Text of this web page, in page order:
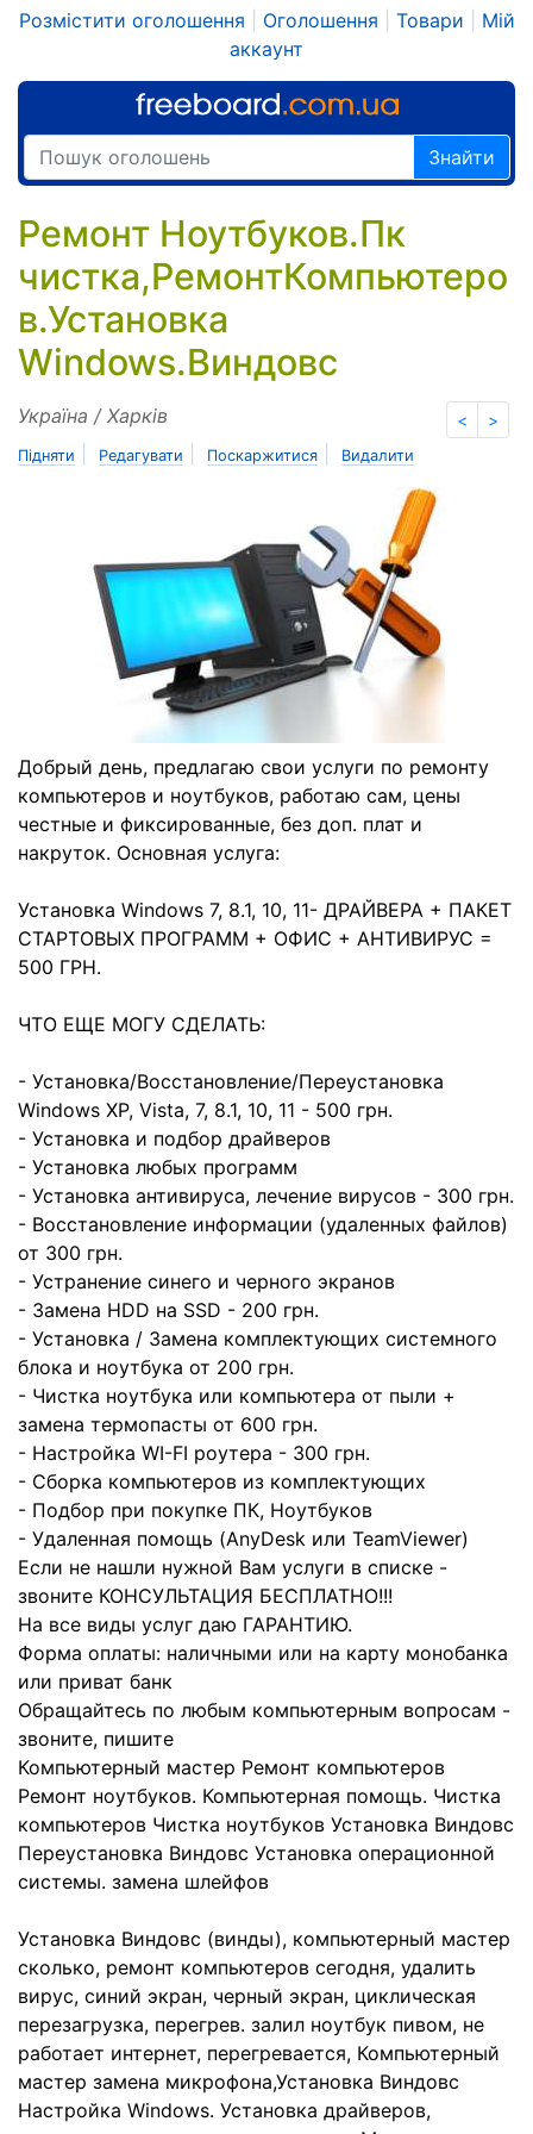
Розмістити оголошення Оголошення Товари
Мій
аккаунт
Знайти
Ремонт Ноутбуков.Пк
чистка,РемонтКомпьютеро
в.Установка
Windows.Виндовс
< >
Україна / Харків
Підняти Редагувати Поскаржитися Видалити
Добрый день, предлагаю свои услуги по ремонту
компьютеров и ноутбуков, работаю сам, цены
честные и фиксированные, без доп. плат и
накруток. Основная услуга:
Установка Windows 7, 8.1, 10, 11- ДРАЙВЕРА + ПАКЕТ
СТАРТОВЫХ ПРОГРАММ + ОФИС + АНТИВИРУС =
500 ГРН.
ЧТО ЕЩЕ МОГУ СДЕЛАТЬ:
- Установка/Восстановление/Переустановка
Windows XP, Vista, 7, 8.1, 10, 11 - 500 грн.
- Установка и подбор драйверов
- Установка любых программ
- Установка антивируса, лечение вирусов - 300 грн.
- Восстановление информации (удаленных файлов)
от 300 грн.
- Устранение синего и черного экранов
- Замена HDD на SSD - 200 грн.
- Установка / Замена комплектующих системного
блока и ноутбука от 200 грн.
- Чистка ноутбука или компьютера от пыли +
замена термопасты от 600 грн.
- Настройка WI-FI роутера - 300 грн.
- Сборка компьютеров из комплектующих
- Подбор при покупке ПК, Ноутбуков
- Удаленная помощь (AnyDesk или TeamViewer)
Если не нашли нужной Вам услуги в списке -
звоните КОНСУЛЬТАЦИЯ БЕСПЛАТНО!!!
На все виды услуг даю ГАРАНТИЮ.
Форма оплаты: наличными или на карту монобанка
или приват банк
Обращайтесь по любым компьютерным вопросам -
звоните, пишите
Компьютерный мастер Ремонт компьютеров
Ремонт ноутбуков. Компьютерная помощь. Чистка
компьютеров Чистка ноутбуков Установка Виндовс
Переустановка Виндовс Установка операционной
системы. замена шлейфов
Установка Виндовс (винды), компьютерный мастер
сколько, ремонт компьютеров сегодня, удалить
вирус, синий экран, черный экран, циклическая
перезагрузка, перегрев. залил ноутбук пивом, не
работает интернет, перегревается, Компьютерный
мастер замена микрофона,Установка Виндовс
Настройка Windows. Установка драйверов,